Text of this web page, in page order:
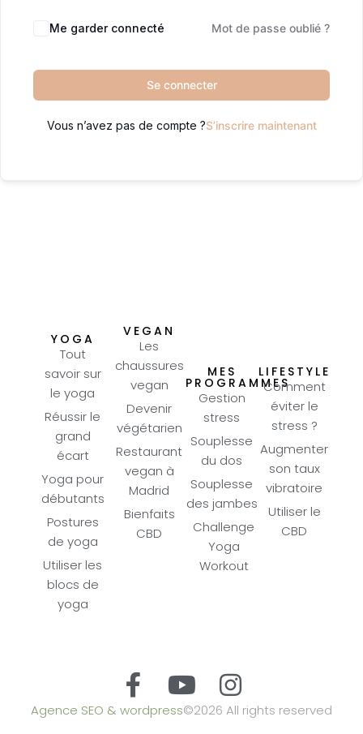
Me garder connecté Mot de passe oublié ?
Se connecter
Vous n’avez pas de compte ?S’inscrire maintenant
YOGA
Tout
savoir sur
le yoga
Réussir le
grand
écart
Yoga pour
débutants
Postures
de yoga
Utiliser les
blocs de
yoga
VEGAN
Les
chaussures
vegan
Devenir
végétarien
Restaurant
vegan à
Madrid
Bienfaits
CBD
MES
PROGRAMMES
Gestion
stress
Souplesse
du dos
Souplesse
des jambes
Challenge
Yoga
Workout
LIFESTYLE
Comment
éviter le
stress ?
Augmenter
son taux
vibratoire
Utiliser le
CBD
Agence SEO & wordpress©2026 All rights reserved